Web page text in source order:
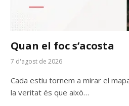
Quan el foc s’acosta
7 d'agost de 2026
Cada estiu tornem a mirar el
la veritat és que això…